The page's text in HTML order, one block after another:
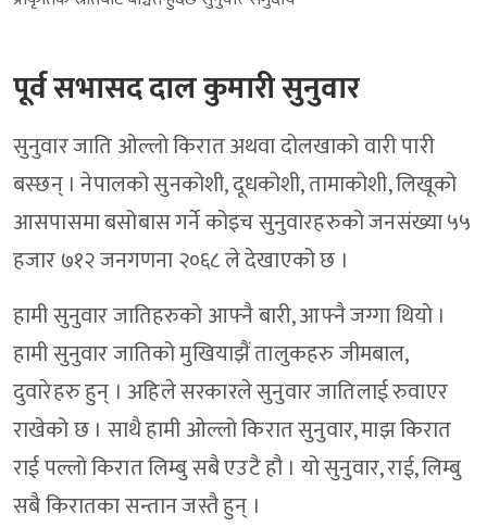
पूर्व सभासद दाल कुमारी सुनुवार
सुनुवार जाति ओल्लो किरात अथवा दोलखाको वारी पारी
बस्छन् । नेपालको सुनकोशी, दूधकोशी, तामाकोशी, लिखूको
आसपासमा बसोबास गर्ने कोइच सुनुवारहरुको जनसंख्या ५५
हजार ७१२ जनगणना २०६८ ले देखाएको छ ।
हामी सुनुवार जातिहरुको आफ्नै बारी, आफ्नै जग्गा थियो ।
हामी सुनुवार जातिको मुखियाझैं तालुकहरु जीमबाल,
दुवारेहरु हुन् । अहिले सरकारले सुनुवार जातिलाई रुवाएर
राखेको छ । साथै हामी ओल्लो किरात सुनुवार, माझ किरात
राई पल्लो किरात लिम्बु सबै एउटै हौ । यो सुनुवार, राई, लिम्बु
सबै किरातका सन्तान जस्तै हुन् ।